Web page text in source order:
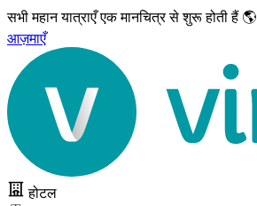
सभी महान यात्राएँएक मानचित्र से शुरू होती हैं 🌎
आज़माएँ
होटल